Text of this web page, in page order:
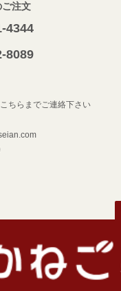
ご注文
4344
8089
ちらまでご連絡下さい